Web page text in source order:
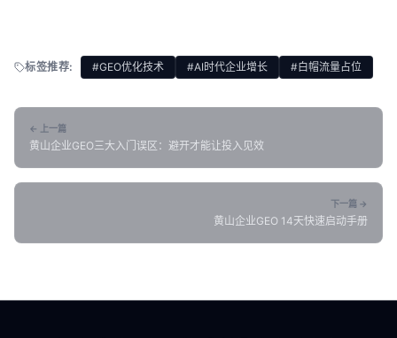
标签推荐: #GEO优化技术 #AI时代企业增长 #白帽流量占位
← 上一篇
黄山企业GEO三大入门误区：避开才能让投入见效
下一篇 →
黄山企业GEO 14天快速启动手册